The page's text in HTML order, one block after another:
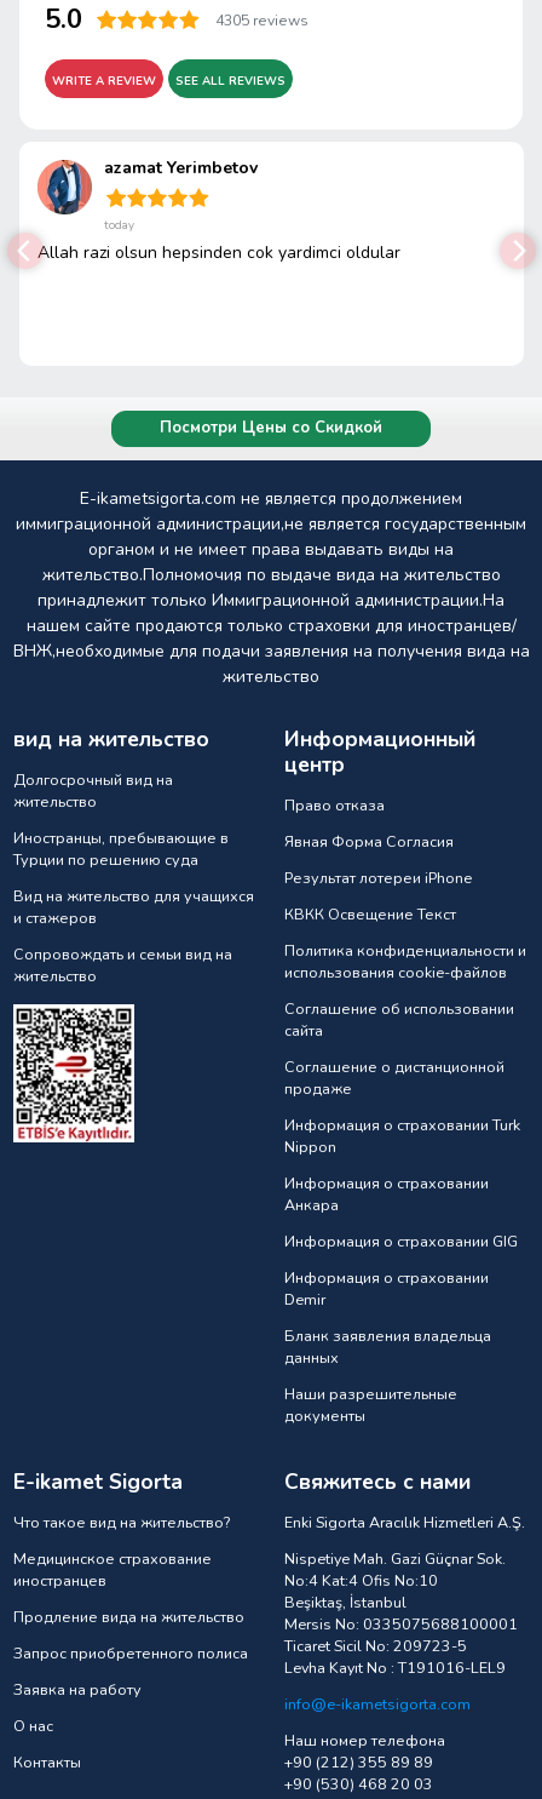
5.0 4305 reviews
WRITE A REVIEW SEE ALL REVIEWS
azamat Yerimbetov
today
Allah razi olsun hepsinden cok yardimci oldular
Посмотри Цены со Скидкой
E-ikametsigorta.com не является продолжением
иммиграционной администрации,не является государственным
органом и не имеет права выдавать виды на
жительство.Полномочия по выдаче вида на жительство
принадлежит только Иммиграционной администрации.На
нашем сайте продаются только страховки для иностранцев/
ВНЖ,необходимые для подачи заявления на получения вида на
жительство
вид на жительство
Долгосрочный вид на
жительство
Иностранцы, пребывающие в
Турции по решению суда
Вид на жительство для учащихся
и стажеров
Сопровождать и семьи вид на
жительство
Информационный
центр
Право отказа
Явная Форма Согласия
Результат лотереи iPhone
КВКК Освещение Текст
Политика конфиденциальности и
использования cookie-файлов
Соглашение об использовании
сайта
Соглашение о дистанционной
продаже
Информация о страховании Turk
Nippon
Информация о страховании
Анкарa
Информация о страховании GIG
Информация о страховании
Demir
Бланк заявления владельца
данных
Наши разрешительные
документы
E-ikamet Sigorta
Что такое вид на жительство?
Медицинское страхование
иностранцев
Продление вида на жительство
Запрос приобретенного полиса
Заявка на работу
О нас
Контакты
Свяжитесь с нами
Enki Sigorta Aracılık Hizmetleri A.Ş.
Nispetiye Mah. Gazi Güçnar Sok.
No:4 Kat:4 Ofis No:10
Beşiktaş, İstanbul
Mersis No: 0335075688100001
Ticaret Sicil No: 209723-5
Levha Kayıt No : T191016-LEL9
info@e-ikametsigorta.com
Наш номер телефона
+90 (212) 355 89 89
+90 (530) 468 20 03